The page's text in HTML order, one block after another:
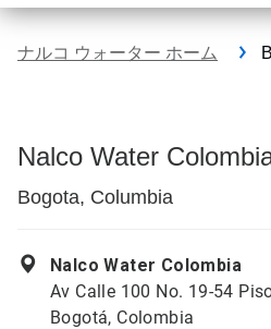
る
ナルコ ウォーター ホーム
Nalco Water
Bogota, Columbia
Nalco Water Colombia
Av Calle 100 No. 19-54
Bogotá, Colombia